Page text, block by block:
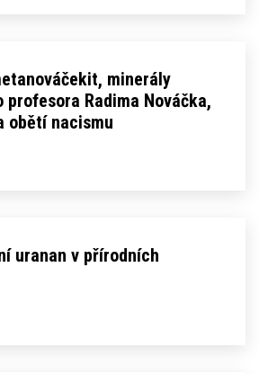
minerály
profesora Radima Nováčka,
obětí nacismu
uranan v přírodních